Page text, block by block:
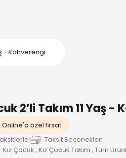
- Kahverengi
2’li Takım 11 Yaş -
Online'a özel fırsat
Taksit Seçenekleri
Kız Çocuk , Kız Çocuk Takım , Tüm